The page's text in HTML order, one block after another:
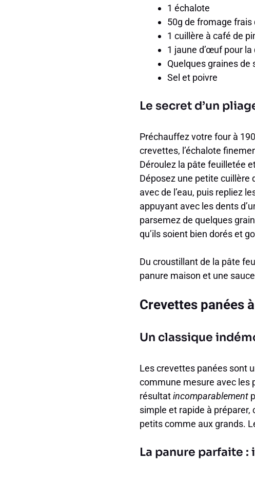
1 échalote
50g de fromage frais
1 cuillère à café de
1 jaune d’œuf pour la
Quelques graines
Sel et poivre
Le secret d’un
Préchauffez votre four à
crevettes, l’échalote
Déroulez la pâte feuilletée
Déposez une petite cuillère
avec de l’eau, puis repliez
appuyant avec les dents
parsemez de quelques
qu’ils soient bien dorés et
Du croustillant de la pâte
panure maison et une
Crevettes panées
Un classique
Les crevettes panées sont
commune mesure avec les
résultatincomparablement
simple et rapide à
petits comme aux grands.
La panure parfaite